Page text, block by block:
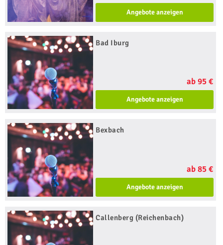
Angebote anzeigen
Bad Iburg
ab 95 €
Angebote anzeigen
Bexbach
ab 85 €
Angebote anzeigen
Callenberg (Reichenbach)